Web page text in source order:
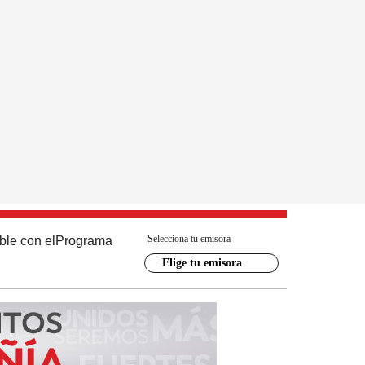
con el Programa Selecciona tu emisora
Elige tu emisora